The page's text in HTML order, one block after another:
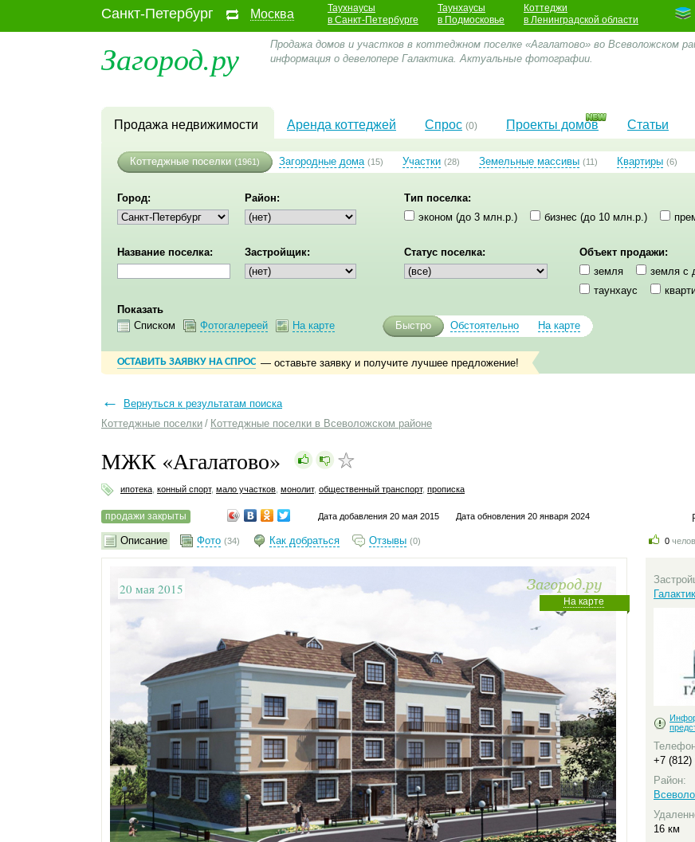
Санкт-Петербург Москва
Таухнаусы
в Санкт-Петербурге
Таунхаусы
в Подмосковье
Коттеджи
в Ленинградской области
Загород.ру
Продажа домов и участков в коттеджном поселке «Агалатово» во Всеволожском
информация о девелопере Галактика. Актуальные фотографии.
Продажа недвижимости Аренда коттеджей Спрос (0) Проекты домов Статьи
Коттеджные поселки (1961) Загородные дома (15) Участки (28) Земельные массивы (11) Квартиры (6)
Город: Район:
Тип поселка:
эконом (до 3 млн.р.)
бизнес (до 10 млн.р.)
Название поселка: Застройщик: Статус поселка:
Объект продажи:
земля
земля с
таунхаус
Показать
Списком
Фотогалереей На карте Быстро Обстоятельно На карте
ОСТАВИТЬ ЗАЯВКУ НА СПРОС — оставьте заявку и получите лучшее предложение!
←
Вернуться к результатам поиска
Коттеджные поселки / Коттеджные поселки в Всеволожском районе
МЖК «Агалатово»
ипотека конный спорт, мало участков монолит, общественный транспорт, прописка
продажи закрыты Дата добавления 20 мая 2015 Дата обновления 20 января 2024
Описание Фото (34) Как добраться Отзывы (0)
На карте
20 мая 2015
0
+7 (812)
Район:
16 км